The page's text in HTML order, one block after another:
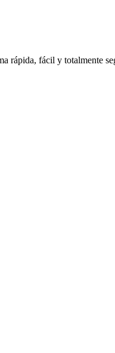
rápida, fácil y totalmente